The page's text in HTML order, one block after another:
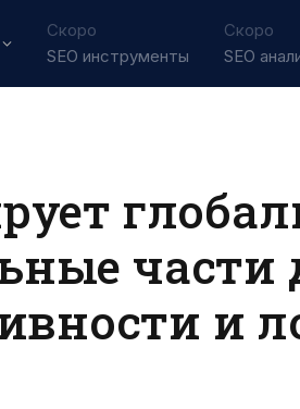
Скоро
SEO инструменты
Скоро
SEO
части
и